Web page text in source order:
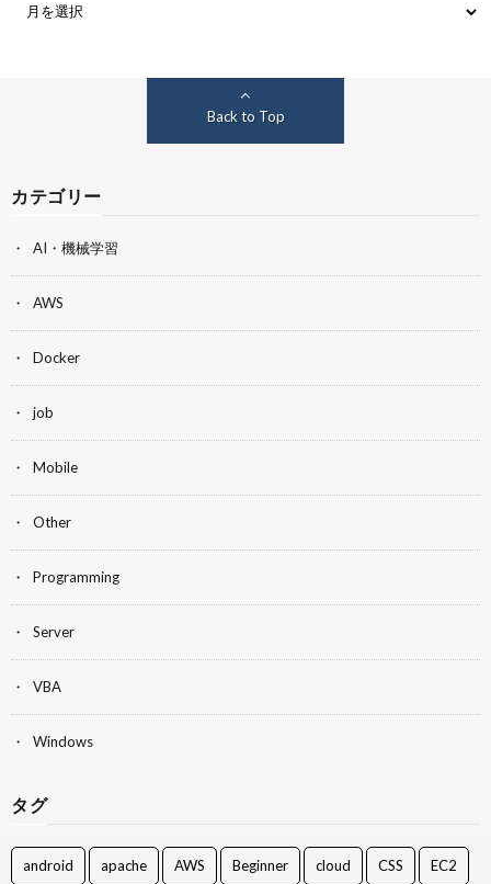
Back to Top
カテゴリー
AI・機械学習
AWS
Docker
job
Mobile
Other
Programming
Server
VBA
Windows
タグ
android apache AWS Beginner cloud CSS EC2